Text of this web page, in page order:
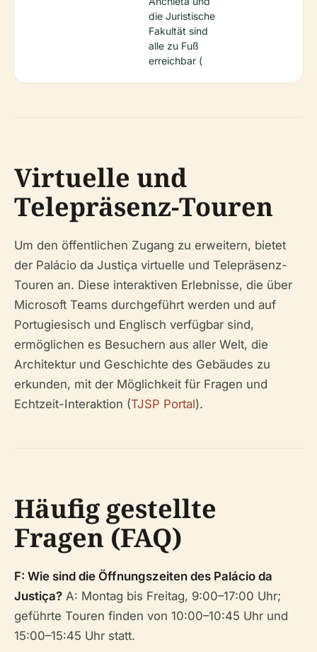
die Juristische
Fakultät sind
alle zu Fuß
erreichbar (
Virtuelle und
Telepräsenz-Touren
Um den öffentlichen Zugang zu erweitern, bietet
der Palácio da Justiça virtuelle und Telepräsenz-
Touren an. Diese interaktiven Erlebnisse, die über
Microsoft Teams durchgeführt werden und auf
Portugiesisch und Englisch verfügbar sind,
ermöglichen es Besuchern aus aller Welt, die
Architektur und Geschichte des Gebäudes zu
erkunden, mit der Möglichkeit für Fragen und
Echtzeit-Interaktion (TJSP Portal).
Häufig gestellte
Fragen (FAQ)
F: Wie sind die Öffnungszeiten des Palácio da
Justiça? A: Montag bis Freitag, 9:00–17:00 Uhr;
geführte Touren finden von 10:00–10:45 Uhr und
15:00–15:45 Uhr statt.